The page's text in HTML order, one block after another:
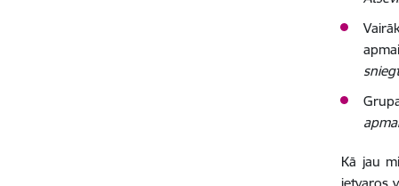
Kā jau